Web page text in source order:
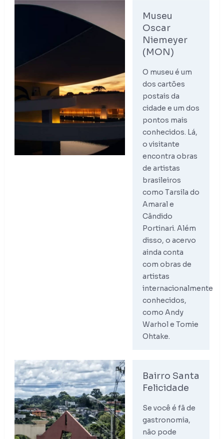
Museu
Oscar
Niemeyer
(MON)
O museu é um
dos cartões
postais da
cidade e um dos
pontos mais
conhecidos. Lá,
o visitante
encontra obras
de artistas
brasileiros
como Tarsila do
Amaral e
Cândido
Portinari. Além
disso, o acervo
ainda conta
com obras de
artistas
internacionalmente
conhecidos,
como Andy
Warhol e Tomie
Ohtake.
Bairro Santa
Felicidade
Se você é fã de
gastronomia,
não pode